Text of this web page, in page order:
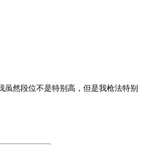
虽然段位不是特别高，但是我枪法特别